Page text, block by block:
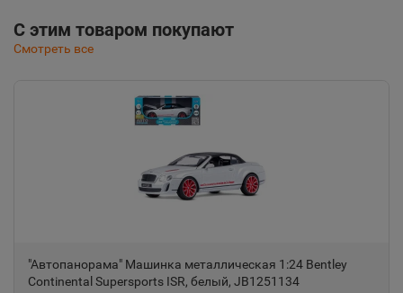
С этим товаром покупают
Смотреть все
"Автопанорама" Машинка металлическая 1:24 Bentley
Continental Supersports ISR, белый, JB1251134